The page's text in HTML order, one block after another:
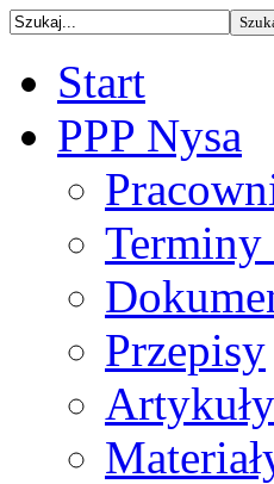
Start
PPP Nysa
Terminy
Przepisy
Artykuły